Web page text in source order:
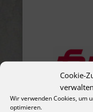
Cookie-
verwalten
Wir verwenden Cookies, um
optimieren.